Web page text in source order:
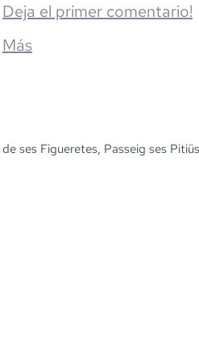
Deja el primer comentario!
Más
ses Figueretes, Passeig ses